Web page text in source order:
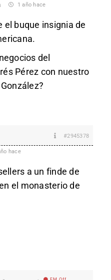
1 año hace
el buque insignia de
del
Pérez con nuestro
#2945378
hace
a un finde de
el monasterio de